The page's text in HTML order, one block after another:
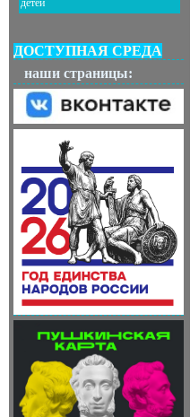
детей
ДОСТУПНАЯ СРЕДА
наши страницы: